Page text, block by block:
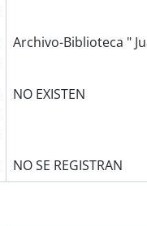
Archivo-Biblioteca "
NO EXISTEN
NO SE REGISTRAN